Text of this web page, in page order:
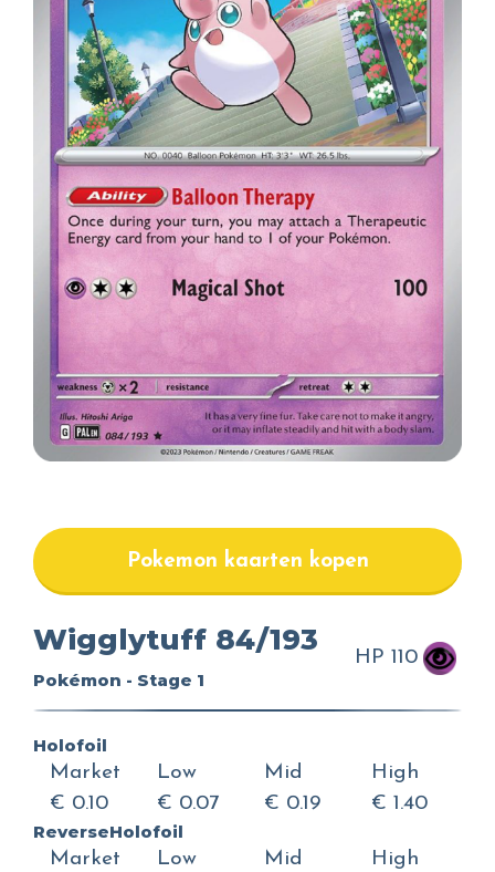
Pokemon kaarten kopen
Wigglytuff 84/193
Pokémon - Stage 1
HP 110
Holofoil
Market
€ 0.10
Low
€ 0.07
Mid
€ 0.19
High
€ 1.40
ReverseHolofoil
Market
Low
Mid
High